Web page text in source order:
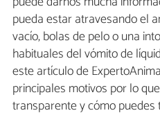
pueda estar atravesando el
vacío, bolas de pelo o una
habituales del vómito de
este artículo de
principales motivos por lo
transparente y cómo puedes